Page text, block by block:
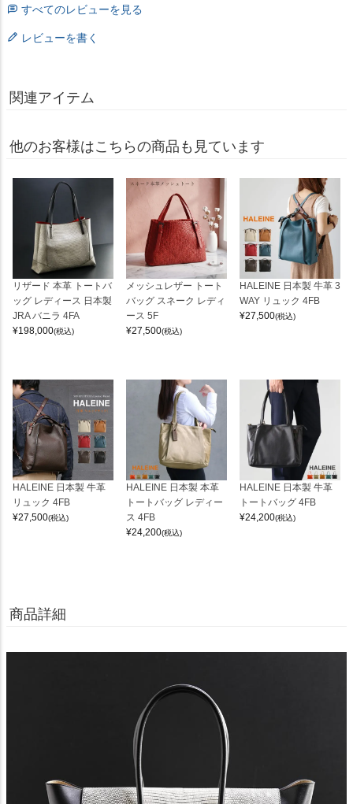
すべてのレビューを見る
レビューを書く
関連アイテム
他のお客様はこちらの商品も見ています
リザード 本革 トートバ
ッグ レディース 日本製
JRA バニラ 4FA
¥198,000(税込)
メッシュレザー トート
バッグ スネーク レディ
ース 5F
¥27,500(税込)
HALEINE 日本製 牛革 3
WAY リュック 4FB
¥27,500(税込)
HALEINE 日本製 牛革
リュック 4FB
¥27,500(税込)
HALEINE 日本製 本革
トートバッグ レディー
ス 4FB
¥24,200(税込)
HALEINE 日本製 牛革
トートバッグ 4FB
¥24,200(税込)
商品詳細